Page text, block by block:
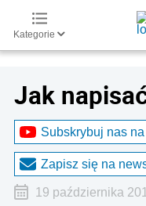
Kategorie
Jak
Subskrybuj nas
Zapisz się na
19 października